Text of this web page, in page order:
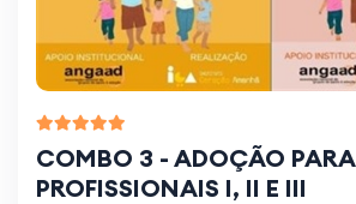
COMBO 3 - ADOÇÃO PARA
PROFISSIONAIS I, II E III